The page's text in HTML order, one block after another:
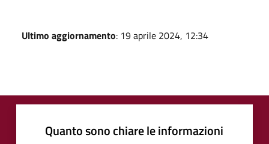
Ultimo aggiornamento: 19 aprile 2024, 12:34
Quanto sono chiare le informazioni